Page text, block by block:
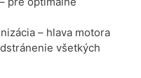
– hlava motora
všetkých